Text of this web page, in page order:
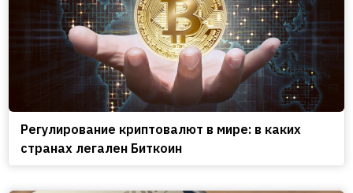
Регулирование криптовалют в мире: в каких
странах легален Биткоин